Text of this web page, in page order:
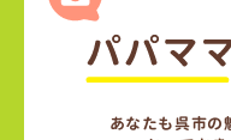
あなたも呉市の